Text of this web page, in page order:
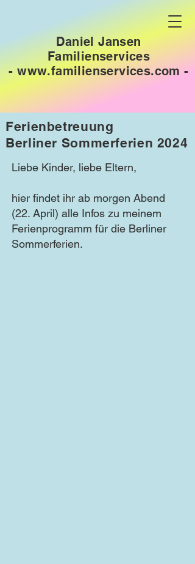
Daniel Jansen
Familienservices
-www.familienservices.com -
Ferienbetreuung
Berliner Sommerferien 2024
Liebe Kinder, liebe Eltern,
hier findet ihr ab morgen Abend
(22. April) alle Infos zu meinem
Ferienprogramm für die Berliner
Sommerferien.